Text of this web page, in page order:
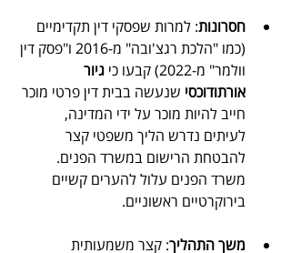
חסרונות: למרות שפסקי דין תקדימיים
(כמו "הלכת רגצ'ובה" מ-2016 ו"פסק דין
וולמר" מ-2022) קבעו כי
גיור
אורתודוכסי שנעשה בבית דין פרטי מוכר
חייב להיות מוכר על ידי המדינה,
לעיתים נדרש הליך משפטי קצר
להבטחת הרישום במשרד הפנים.
משרד הפנים עלול להערים קשיים
בירוקרטיים ראשוניים.
משך התהליך: קצר משמעותית